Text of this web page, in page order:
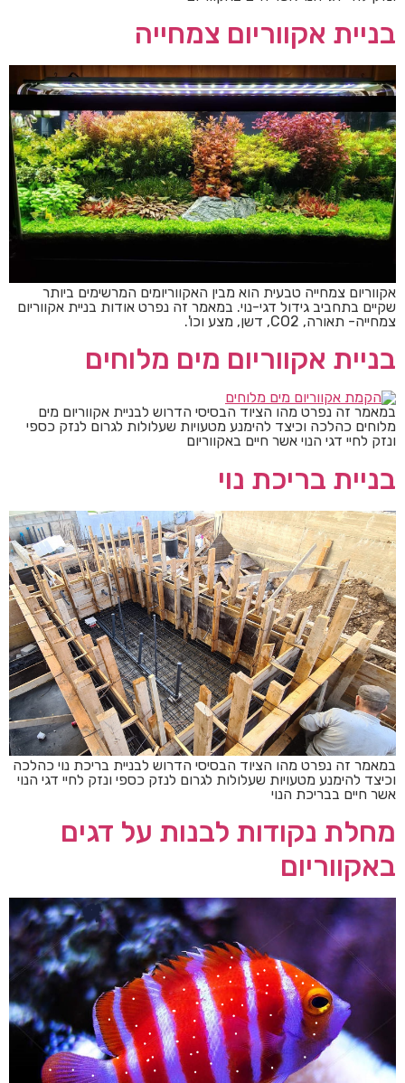
בניית אקווריום צמחייה
אקווריום צמחייה טבעית הוא מבין האקווריומים המרשימים ביותר
שקיים בתחביב גידול דגי-נוי. במאמר זה נפרט אודות בניית אקווריום
צמחייה- תאורה, CO2, דשן, מצע וכו'.
בניית אקווריום מים מלוחים
במאמר זה נפרט מהו הציוד הבסיסי הדרוש לבניית אקווריום מים
מלוחים כהלכה וכיצד להימנע מטעויות שעלולות לגרום לנזק כספי
ונזק לחיי דגי הנוי אשר חיים באקווריום
בניית בריכת נוי
במאמר זה נפרט מהו הציוד הבסיסי הדרוש לבניית בריכת נוי כהלכה
וכיצד להימנע מטעויות שעלולות לגרום לנזק כספי ונזק לחיי דגי הנוי
אשר חיים בבריכת הנוי
מחלת נקודות לבנות על דגים
באקווריום